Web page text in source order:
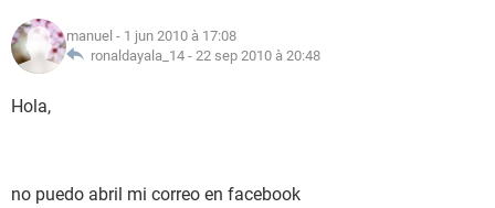
manuel - 1 jun 2010 à 17:08
ronaldayala_14 - 22 sep 2010 à 20:48
Hola,
no puedo abril mi correo en facebook